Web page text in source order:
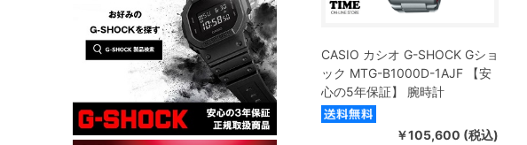
CASIO カシオ G-SHOCK Gショ
ック MTG-B1000D-1AJF 【安
心の5年保証】 腕時計
￥105,600 (税込)